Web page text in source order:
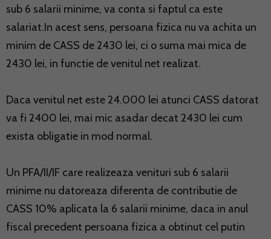
sub 6 salarii minime, va conta si faptul ca este
salariat.In acest sens, persoana fizica nu va achita un
minim de CASS de 2430 lei, ci o suma mai mica de
2430 lei, in functie de venitul net realizat.
Daca venitul net este 24.000 lei atunci CASS datorat
va fi 2400 lei, mai mic asadar decat 2430 lei cum
exista obligatie in mod normal.
Un PFA/II/IF care realizeaza venituri sub 6 salarii
minime nu datoreaza diferenta de contributie de
CASS 10% aplicata la 6 salarii minime, daca in anul
fiscal precedent persoana fizica a obtinut cel putin